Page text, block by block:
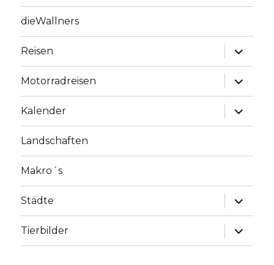
dieWallners
Reisen
Motorradreisen
Kalender
Landschaften
Makro´s
Städte
Tierbilder